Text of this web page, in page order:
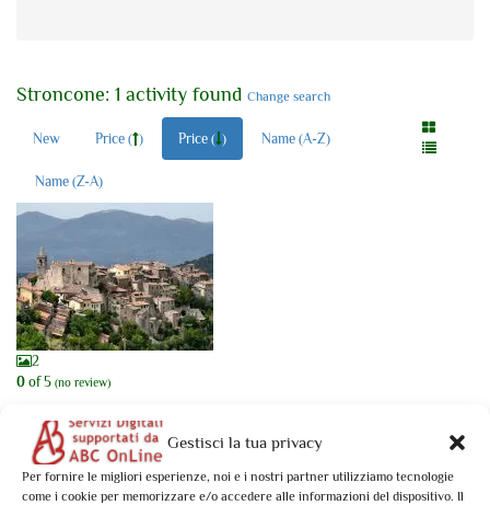
Gestisci la tua privacy
Per fornire le migliori esperienze, noi e i nostri partner utilizziamo tecnologie
come i cookie per memorizzare e/o accedere alle informazioni del dispositivo. Il
Stroncone: 1 activity found Change search
New Price ( ) Price ( ) Name (A-Z)
Name (Z-A)
2
0 of 5 (no review)
Activity Type: Specific Date
A pochi chilometri da Terni, giace abbarbicato su un colle Stroncone,
delizioso borgo ...